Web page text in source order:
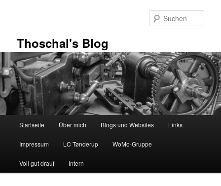
Thoschal's Blog
Startseite Über mich Blogs und Websites Links
Impressum LC Tønderup WoMo-Gruppe
Voll gut drauf Intern